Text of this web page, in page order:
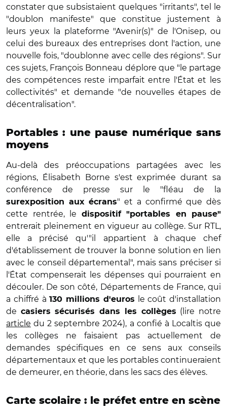
constater que subsistaient quelques "irritants", tel le
"doublon manifeste" que constitue justement à
leurs yeux la plateforme "Avenir(s)" de l'Onisep, ou
celui des bureaux des entreprises dont l'action, une
nouvelle fois, "doublonne avec celle des régions". Sur
ces sujets, François Bonneau déplore que "le partage
des compétences reste imparfait entre l'État et les
collectivités" et demande "de nouvelles étapes de
décentralisation".
Portables : une pause numérique sans
moyens
Au-delà des préoccupations partagées avec les
régions, Élisabeth Borne s'est exprimée durant sa
conférence de presse sur le "fléau de la
surexposition aux écrans" et a confirmé que dès
cette rentrée, le
dispositif "portables en pause"
entrerait pleinement en vigueur au collège. Sur RTL,
elle a précisé qu'"il appartient à chaque chef
d'établissement de trouver la bonne solution en lien
avec le conseil départemental", mais sans préciser si
l'État compenserait les dépenses qui pourraient en
découler. De son côté, Départements de France, qui
a chiffré à130 millions d'euros
le coût d'installation
de casiers sécurisés dans les collèges (lire notre
article du 2 septembre 2024), a confié à Localtis que
les collèges ne faisaient pas actuellement de
demandes spécifiques en ce sens aux conseils
départementaux et que les portables continueraient
de demeurer, en théorie, dans les sacs des élèves.
Carte scolaire : le préfet entre en scène